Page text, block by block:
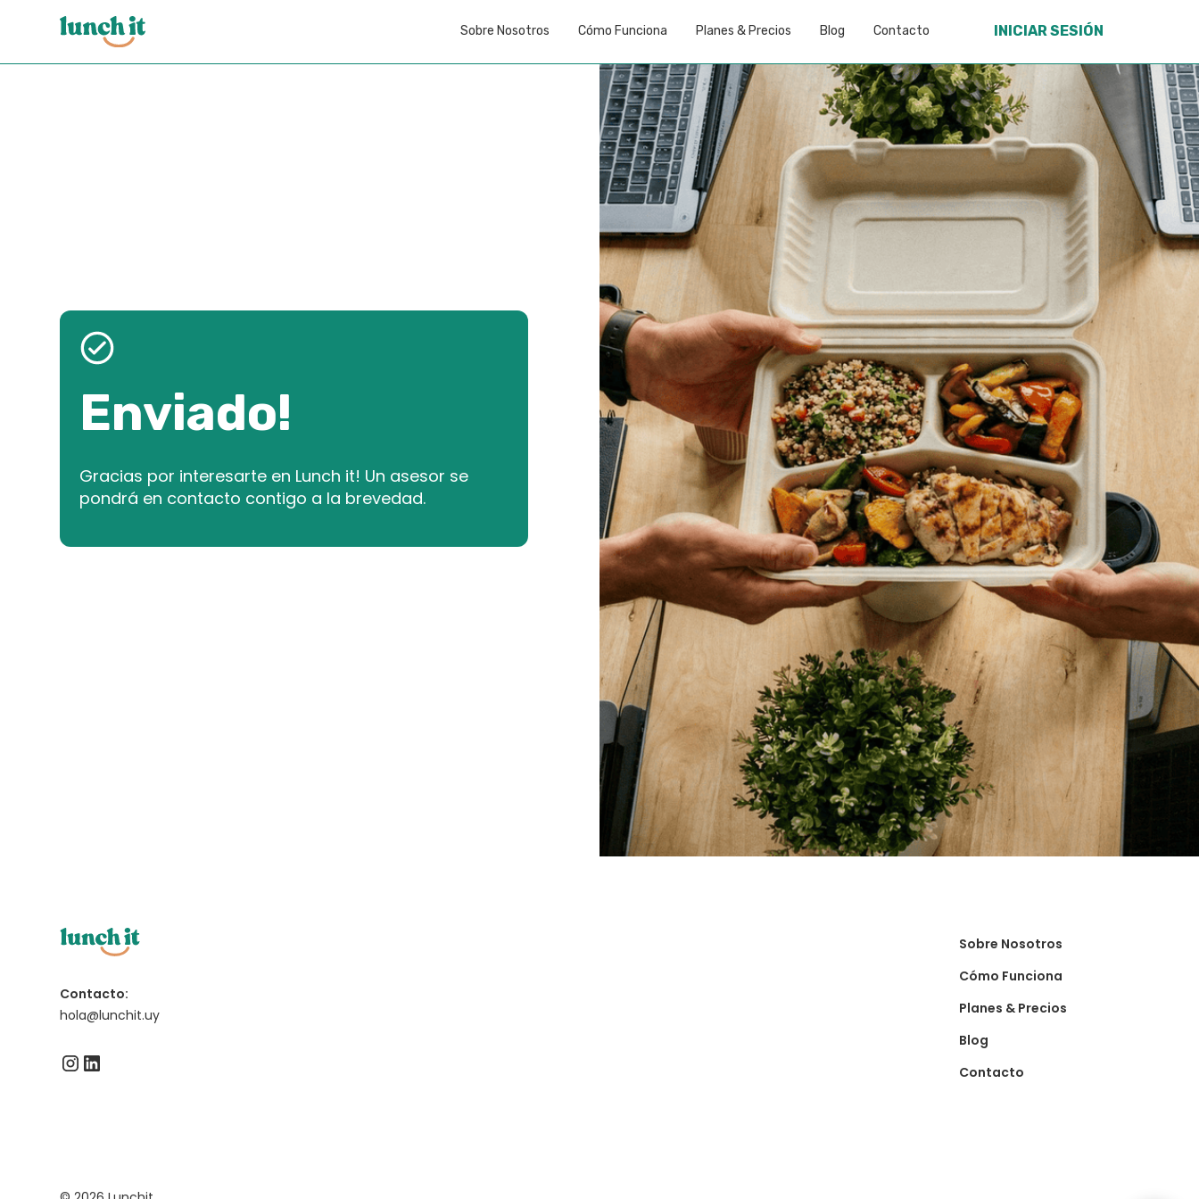
Sobre Nosotros Cómo Funciona Planes & Precios Blog Contacto INICIAR SESIÓN
Enviado!
Gracias por interesarte en Lunch it! Un asesor se
pondrá en contacto contigo a la brevedad.
Contacto:
hola@lunchit.uy
Sobre Nosotros
Cómo Funciona
Planes & Precios
Blog
Contacto